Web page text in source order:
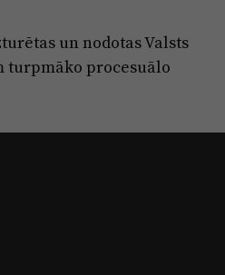
un nodotas Valsts
procesuālo